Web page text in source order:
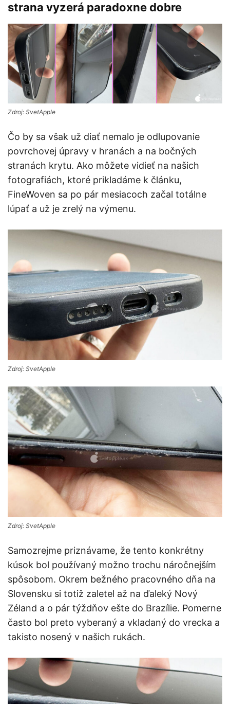
strana vyzerá paradoxne dobre
Zdroj: SvetApple
Čo by sa však už diať nemalo je odlupovanie
povrchovej úpravy v hranách a na bočných
stranách krytu. Ako môžete vidieť na našich
fotografiách, ktoré prikladáme k článku,
FineWoven sa po pár mesiacoch začal totálne
lúpať a už je zrelý na výmenu.
Zdroj: SvetApple
Zdroj: SvetApple
Samozrejme priznávame, že tento konkrétny
kúsok bol používaný možno trochu náročnejším
spôsobom. Okrem bežného pracovného dňa na
Slovensku si totiž zaletel až na ďaleký Nový
Zéland a o pár týždňov ešte do Brazílie. Pomerne
často bol preto vyberaný a vkladaný do vrecka a
takisto nosený v našich rukách.